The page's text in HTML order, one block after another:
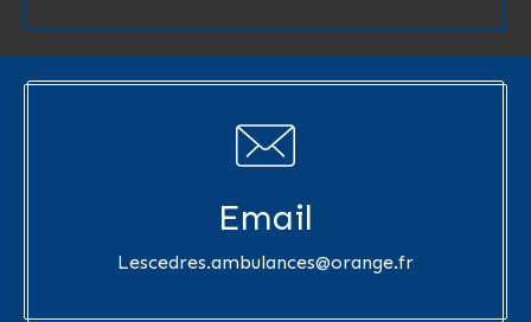
Email
Lescedres.ambulances@orange.fr